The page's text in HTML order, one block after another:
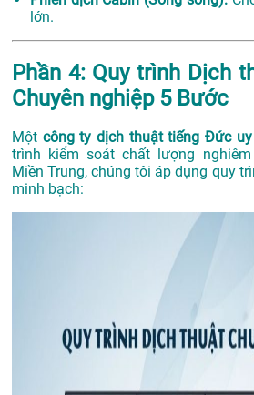
lớn.
Phần 4: Quy trình Dịch
Chuyên nghiệp 5 Bước
Một công ty dịch thuật tiếng Đức
trình kiểm soát chất lượng
Miền Trung, chúng tôi áp dụng quy
minh bạch: